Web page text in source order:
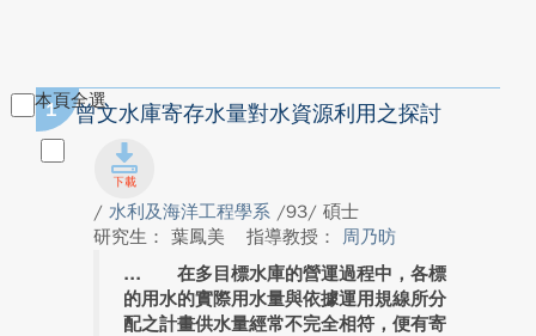
本頁全選
1 曾文水庫寄存水量對水資源利用之探討
/ 水利及海洋工程學系 /93/ 碩士
研究生： 葉鳳美
指導教授： 周乃昉
在多目標水庫的營運過程中，各標
的用水的實際用水量與依據運用規線所分
配之計畫供水量經常不完全相符，便有寄